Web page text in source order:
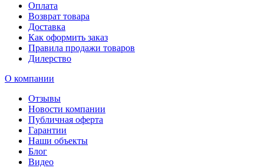
Оплата
Возврат товара
Доставка
Как оформить заказ
Правила продажи товаров
Дилерство
О компании
Отзывы
Новости компании
Публичная оферта
Гарантии
Наши объекты
Блог
Видео